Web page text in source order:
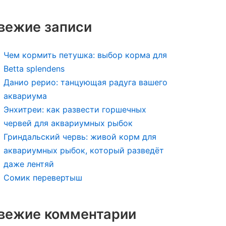
записи
Чем кормить петушка: выбор корма для
Betta splendens
Данио рерио: танцующая радуга вашего
аквариума
Энхитреи: как развести горшечных
червей для аквариумных рыбок
Гриндальский червь: живой корм для
аквариумных рыбок, который разведёт
даже лентяй
Сомик перевертыш
комментарии